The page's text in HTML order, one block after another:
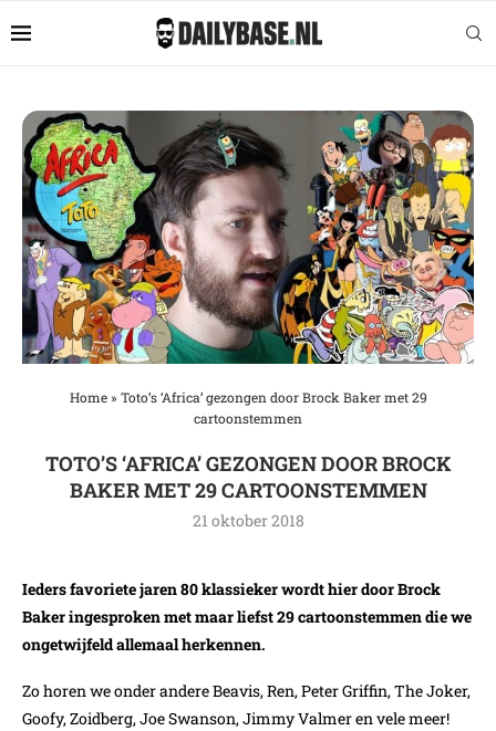
Home» Toto’s ‘Africa’ gezongen door Brock Baker met 29
cartoonstemmen
TOTO’S ‘AFRICA’ GEZONGEN DOOR BROCK
BAKER MET 29 CARTOONSTEMMEN
21 oktober 2018
Ieders favoriete jaren 80 klassieker wordt hier door Brock
Baker ingesproken met maar liefst 29 cartoonstemmen die we
ongetwijfeld allemaal herkennen.
Zo horen we onder andere Beavis, Ren, Peter Griffin, The Joker,
Goofy, Zoidberg, Joe Swanson, Jimmy Valmer en vele meer!